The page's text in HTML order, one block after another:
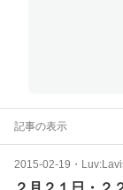
記事の表示
2015-02-19 ・